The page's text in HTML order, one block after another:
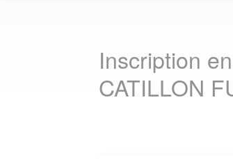
Inscription
CATILLON